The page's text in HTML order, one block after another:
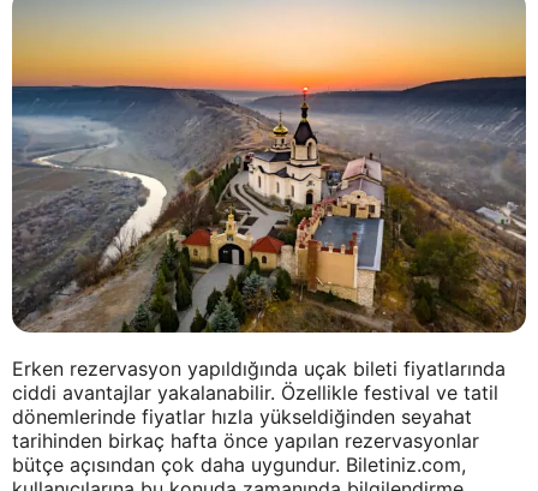
Erken rezervasyon yapıldığında uçak bileti fiyatlarında
ciddi avantajlar yakalanabilir. Özellikle festival ve tatil
dönemlerinde fiyatlar hızla yükseldiğinden seyahat
tarihinden birkaç hafta önce yapılan rezervasyonlar
bütçe açısından çok daha uygundur. Biletiniz.com,